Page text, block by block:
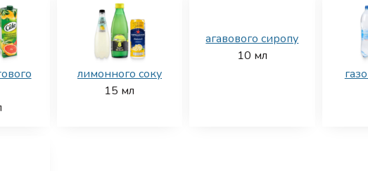
лимонного соку
15 мл
агавового сиропу
10 мл